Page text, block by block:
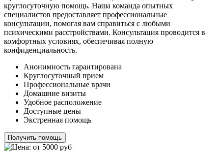
круглосуточную помощь. Наша команда опытных
специалистов предоставляет профессиональные
консультации, помогая вам справиться с любыми
психическими расстройствами. Консультация проводится в
комфортных условиях, обеспечивая полную
конфиденциальность.
Анонимность гарантирована
Круглосуточный прием
Профессиональные врачи
Домашние визиты
Удобное расположение
Доступные цены
Экстренная помощь
Получить помощь